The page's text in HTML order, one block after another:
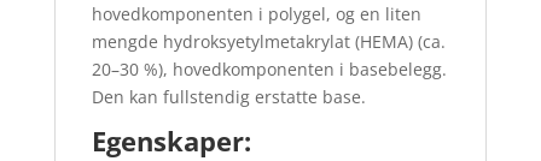
hovedkomponenten i polygel, og en liten
mengde hydroksyetylmetakrylat (HEMA) (ca.
20–30 %), hovedkomponenten i basebelegg.
Den kan fullstendig erstatte base.
Egenskaper: